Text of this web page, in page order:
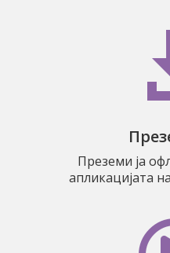
Преземи ја
апликацијата